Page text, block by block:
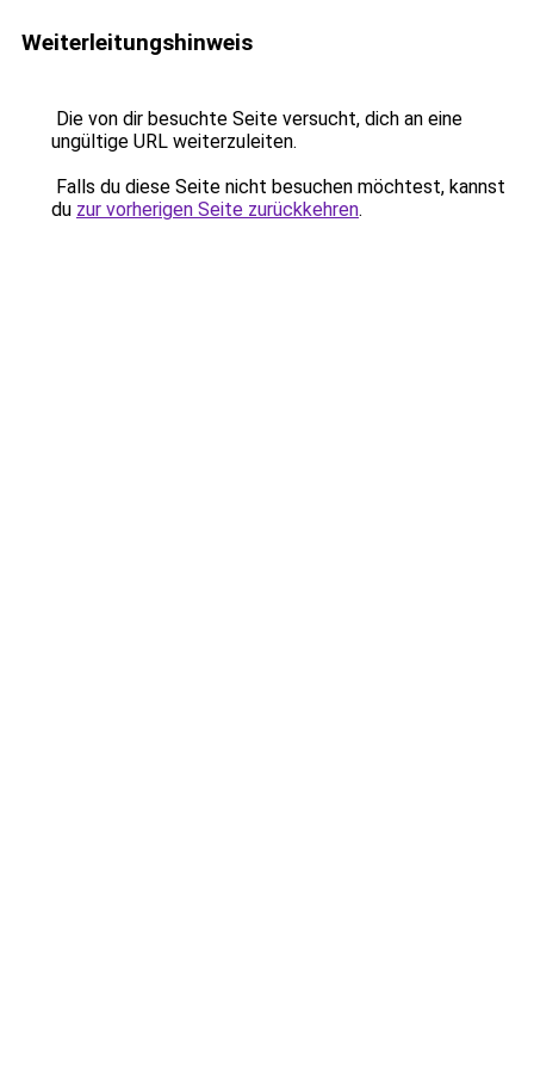
Weiterleitungshinweis
Die von dir besuchte Seite versucht, dich an eine
ungültige URL weiterzuleiten.
Falls du diese Seite nicht besuchen möchtest, kannst
du zur vorherigen Seite zurückkehren.